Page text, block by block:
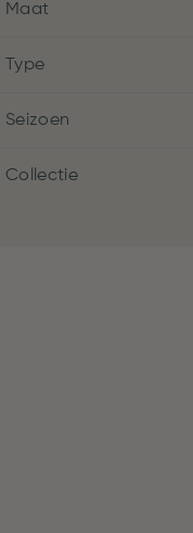
Maat
Type
Seizoen
Collectie